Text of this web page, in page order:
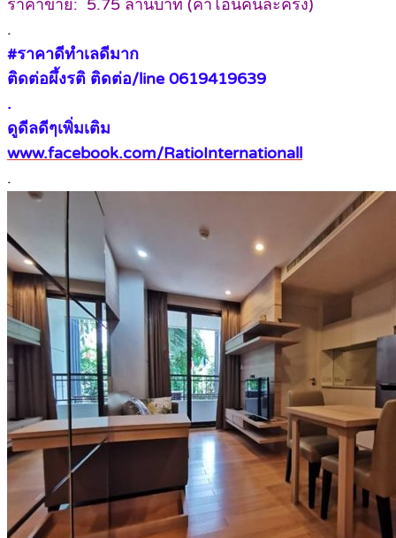
ราคาขาย: 5.75 ล้านบาท (ค่าโอนคนละครึ่ง)
.
#ราคาดีทำเลดีมาก
ติดต่อผึ้งรติ ติดต่อ/line 0619419639
.
ดูดีลดีๆเพิ่มเติม
www.facebook.com/RatioInternationall
.